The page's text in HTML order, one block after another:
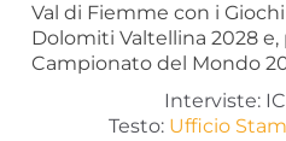
Val di Fiemme con i
Dolomiti Valtellina 2028 e,
Campionato del Mondo
Interviste:
Testo: Ufficio